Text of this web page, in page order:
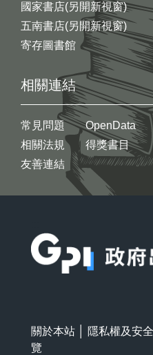
國家書店(另開新視窗)
五南書店(另開新視窗)
寄存圖書館
相關連結
常見問題
相關法規
友善連結
OpenData
得獎書目
關於本站 隱私權及安
覽